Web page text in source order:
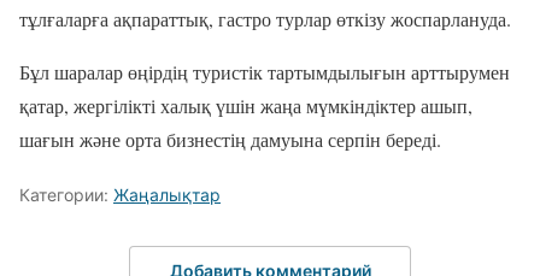
тұлғаларға ақпараттық, гастро турлар өткізу жоспарлануда.
Бұл шаралар өңірдің туристік тартымдылығын арттырумен
қатар, жергілікті халық үшін жаңа мүмкіндіктер ашып,
шағын және орта бизнестің дамуына серпін береді.
Категории: Жаңалықтар
Добавить комментарий